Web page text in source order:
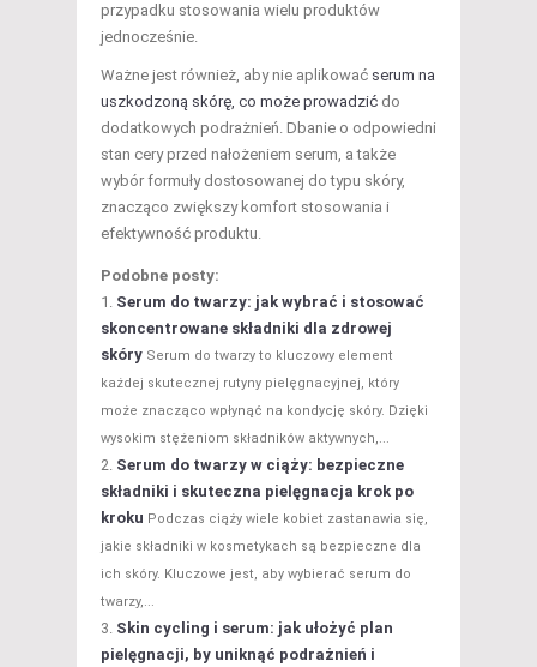
przypadku stosowania wielu produktów
jednocześnie.
Ważne jest również, aby nie aplikować serum na
uszkodzoną skórę, co może prowadzić do
dodatkowych podrażnień. Dbanie o odpowiedni
stan cery przed nałożeniem serum, a także
wybór formuły dostosowanej do typu skóry,
znacząco zwiększy komfort stosowania i
efektywność produktu.
Podobne posty:
Serum do twarzy: jak wybrać i stosować
skoncentrowane składniki dla zdrowej
skóry Serum do twarzy to kluczowy element
każdej skutecznej rutyny pielęgnacyjnej, który
może znacząco wpłynąć na kondycję skóry. Dzięki
wysokim stężeniom składników aktywnych,...
Serum do twarzy w ciąży: bezpieczne
składniki i skuteczna pielęgnacja krok po
kroku Podczas ciąży wiele kobiet zastanawia się,
jakie składniki w kosmetykach są bezpieczne dla
ich skóry. Kluczowe jest, aby wybierać serum do
twarzy,...
Skin cycling i serum: jak ułożyć plan
pielęgnacji, by uniknąć podrażnień i